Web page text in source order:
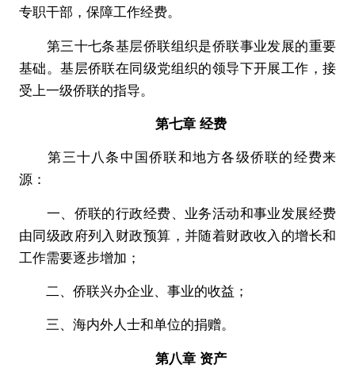
专职干部，保障工作经费。
第三十七条基层侨联组织是侨联事业发展的重要
基础。基层侨联在同级党组织的领导下开展工作，接
受上一级侨联的指导。
第七章 经费
第三十八条中国侨联和地方各级侨联的经费来
源：
一、侨联的行政经费、业务活动和事业发展经费
由同级政府列入财政预算，并随着财政收入的增长和
工作需要逐步增加；
二、侨联兴办企业、事业的收益；
三、海内外人士和单位的捐赠。
第八章 资产